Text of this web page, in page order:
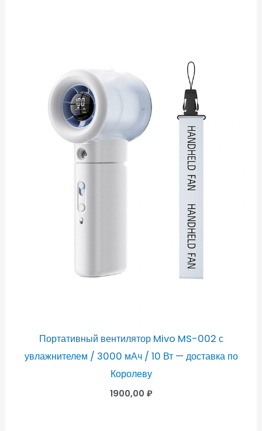
Портативный вентилятор Mivo MS-002 с
увлажнителем / 3000 мАч / 10 Вт — доставка по
Королеву
1900,00 ₽